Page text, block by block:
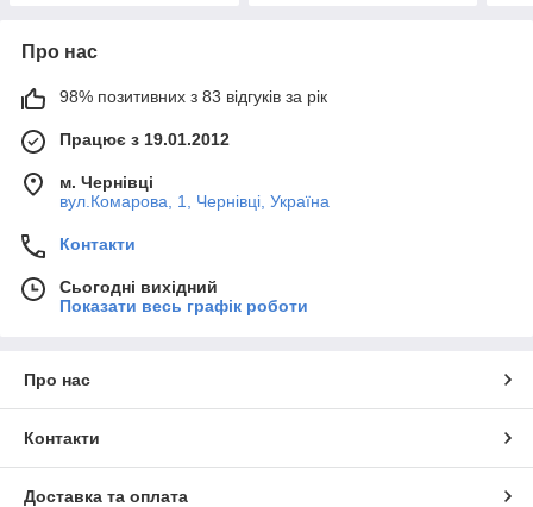
Про нас
98% позитивних з 83 відгуків за рік
Працює з 19.01.2012
м. Чернівці
вул.Комарова, 1, Чернівці, Україна
Контакти
Сьогодні вихідний
Показати весь графік роботи
Про нас
Контакти
Доставка та оплата